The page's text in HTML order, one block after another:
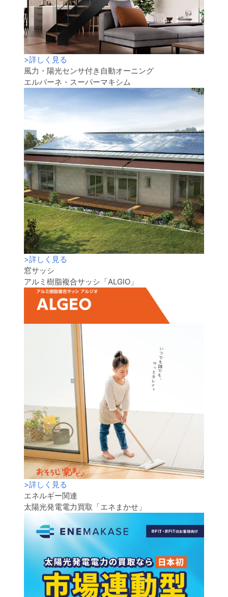
>詳しく見る
風力・陽光センサ付き自動オーニング
エルバーネ・スーパーマキシム
>詳しく見る
窓サッシ
アルミ樹脂複合サッシ「ALGIO」
>詳しく見る
エネルギー関連
太陽光発電電力買取「エネまかせ」